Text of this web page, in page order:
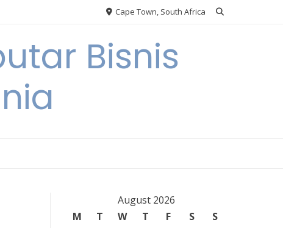
Cape Town, South Africa
Bisnis
August 2026
M
T W T F S
S